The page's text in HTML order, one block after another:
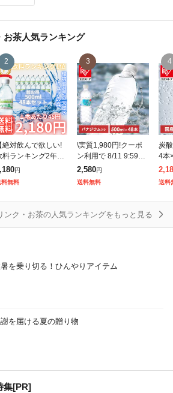
お茶人気ランキング
2
【絶対飲んで欲しい!
料ランキング2年連
1位の環境省に選定
れた天然水!】 大容
量48本入り! 1本あた
円
料無料
3
\実質1,980円!クーポ
ン利用で 8/11 9:59ま
で/水 500ml 48本 富士
山の天然水 500ml×48
本 ラベルレ
2,580円
送料無料
4
炭
4本
炭
ヤ
ー
送料
ンク・お茶の人気ランキングをもっと見る
を乗り切る！ひんやりアイテム
を届ける夏の贈り物
集[PR]